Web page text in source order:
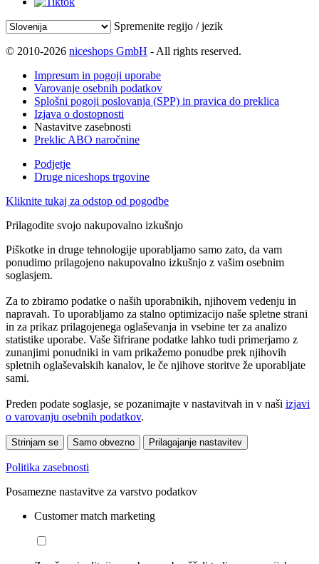
Spremenite regijo / jezik
© 2010-2026 niceshops GmbH - All rights reserved.
Impresum in pogoji uporabe
Varovanje osebnih podatkov
Splošni pogoji poslovanja (SPP) in pravica do preklica
Izjava o dostopnosti
Nastavitve zasebnosti
Preklic ABO naročnine
Podjetje
Druge niceshops trgovine
Kliknite tukaj za odstop od pogodbe
Prilagodite svojo nakupovalno izkušnjo
Piškotke in druge tehnologije uporabljamo samo zato, da vam
ponudimo prilagojeno nakupovalno izkušnjo z vašim osebnim
soglasjem.
Za to zbiramo podatke o naših uporabnikih, njihovem vedenju in
napravah. To uporabljamo za stalno optimizacijo naše spletne strani
in za prikaz prilagojenega oglaševanja in vsebine ter za analizo
statistike uporabe. Vaše šifrirane podatke lahko tudi primerjamo z
zunanjimi ponudniki in vam prikažemo ponudbe prek njihovih
spletnih oglaševalskih kanalov, le če njihove storitve že uporabljate
sami.
Preden podate soglasje, se pozanimajte v nastavitvah in v naši izjavi
o varovanju osebnih podatkov.
Strinjam se Samo obvezno Prilagajanje nastavitev
Politika zasebnosti
Posamezne nastavitve za varstvo podatkov
Customer match marketing